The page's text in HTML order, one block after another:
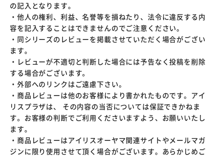
の記入となります。
・他人の権利、利益、名誉等を損ねたり、法令に違反する内
容を記入することはできませんのでご注意ください。
・同シリーズのレビューを掲載させていただく場合がござい
ます。
・レビューが不適切と判断した場合には予告なく投稿を削除
する場合がございます。
・外部へのリンクはご遠慮下さい。
・商品レビューは他のお客様により書かれたものです。アイ
リスプラザは、 その内容の当否については保証できかねま
す。お客様の判断でご利用くださいますよう、お願いいたし
ます。
・商品レビューはアイリスオーヤマ関連サイトやメールマガ
ジンに限り使用させて頂く場合がございます。あらかじめご